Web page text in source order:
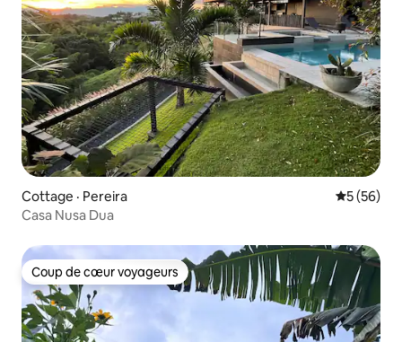
Cottage · Pereira Note
5 (56)
Casa Nusa Dua
Coup de cœur voyageurs
Coup de cœur voyageurs